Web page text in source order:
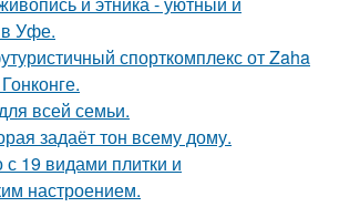
Уфе.
спорткомплекс от Zaha
всей семьи.
задаёт тон всему дому.
19 видами плитки и
настроением.